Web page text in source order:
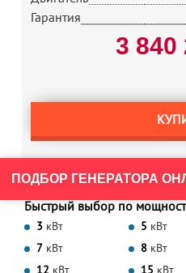
Гарантия
3 840
Быстрый выбор по
3 кВт 5 кВт
7 кВт 8 кВт
12 кВт 15 кВт
ПОДБОР ГЕНЕРАТОРА